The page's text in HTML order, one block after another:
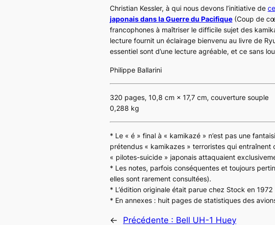
Christian Kessler, à qui nous devons l’initiative de
japonais dans la Guerre du Pacifique (Coup de
francophones à maîtriser le difficile sujet des
lecture fournit un éclairage bienvenu au livre de
essentiel sont d’une lecture agréable, et ce sans
Philippe Ballarini
320 pages, 10,8 cm × 17,7 cm, couverture souple
0,288 kg
* Le « é » final à « kamikazé » n’est pas une
prétendus « kamikazes » terroristes qui
« pilotes-suicide » japonais attaquaient
* Les notes, parfois conséquentes et toujours
elles sont rarement consultées).
* L’édition originale était parue chez Stock en 1972
* En annexes : huit pages de statistiques des
← Précédente : Bell UH-1 Huey